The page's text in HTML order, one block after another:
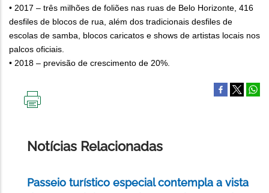
• 2017 – três milhões de foliões nas ruas de Belo Horizonte, 416
desfiles de blocos de rua, além dos tradicionais desfiles de
escolas de samba, blocos caricatos e shows de artistas locais nos
palcos oficiais.
• 2018 – previsão de crescimento de 20%.
Notícias Relacionadas
Passeio turístico especial contempla a vista